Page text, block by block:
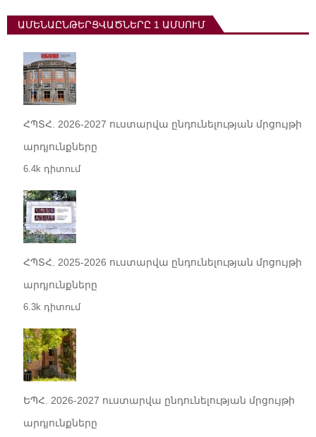
ԱՄԵՆԱԸՆԹԵՐՑՎԱԾՆԵՐԸ 1 ԱՄՍՈՒՄ
ՀՊՏՀ. 2026-2027 ուստարվա ընդունելության մրցույթի
արդյունքները
6.4k դիտում
ՀՊՏՀ. 2025-2026 ուստարվա ընդունելության մրցույթի
արդյունքները
6.3k դիտում
ԵՊՀ. 2026-2027 ուստարվա ընդունելության մրցույթի
արդյունքները